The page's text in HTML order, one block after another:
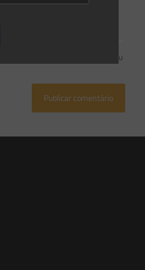
para a próxima vez que eu